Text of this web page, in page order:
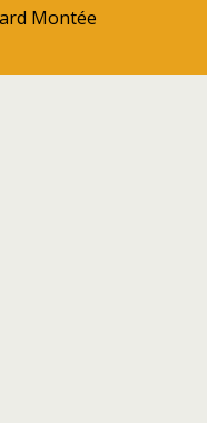
Montée